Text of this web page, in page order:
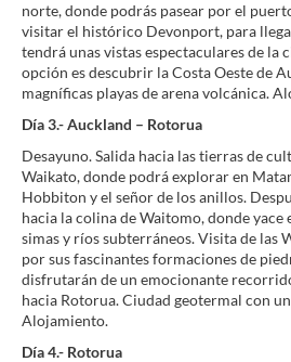
norte, donde podrás pasear por el
visitar el histórico Devonport, para
tendrá unas vistas espectaculares de la
opción es descubrir la Costa Oeste de
magníficas playas de arena volcánica.
Día 3.- Auckland – Rotorua
Desayuno. Salida hacia las tierras de
Waikato, donde podrá explorar en
Hobbiton y el señor de los anillos.
hacia la colina de Waitomo, donde yace
simas y ríos subterráneos. Visita de las
por sus fascinantes formaciones de
disfrutarán de un emocionante
hacia Rotorua. Ciudad geotermal con
Alojamiento.
Día 4.- Rotorua